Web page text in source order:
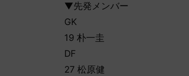
▼先発メンバー
GK
19 朴一圭
DF
27 松原健